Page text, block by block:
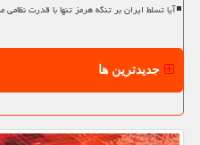
آیا تسلط ایران بر تنگه هرمز تنها با قدرت
جدیدترین ها